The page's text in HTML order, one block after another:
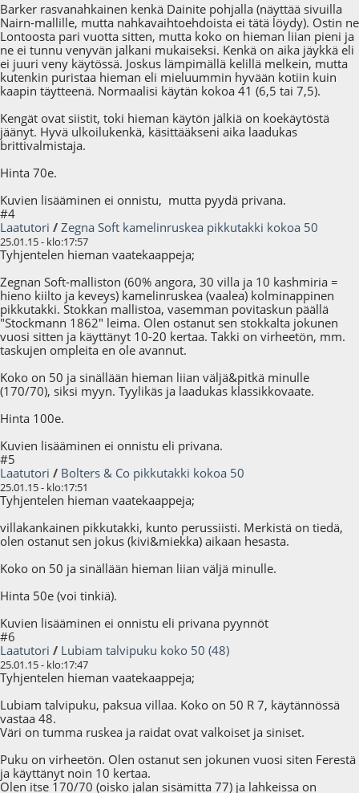
Barker rasvanahkainen kenkä Dainite pohjalla (näyttää sivuilla
Nairn-mallille, mutta nahkavaihtoehdoista ei tätä löydy). Ostin ne
Lontoosta pari vuotta sitten, mutta koko on hieman liian pieni ja
ne ei tunnu venyvän jalkani mukaiseksi. Kenkä on aika jäykkä eli
ei juuri veny käytössä. Joskus lämpimällä kelillä melkein, mutta
kutenkin puristaa hieman eli mieluummin hyvään kotiin kuin
kaapin täytteenä. Normaalisi käytän kokoa 41 (6,5 tai 7,5).
Kengät ovat siistit, toki hieman käytön jälkiä on koekäytöstä
jäänyt. Hyvä ulkoilukenkä, käsittääkseni aika laadukas
brittivalmistaja.
Hinta 70e.
Kuvien lisääminen ei onnistu, mutta pyydä privana.
#4
Laatutori / Zegna Soft kamelinruskea pikkutakki kokoa 50
25.01.15 - klo:17:57
Tyhjentelen hieman vaatekaappeja;
Zegnan Soft-malliston (60% angora, 30 villa ja 10 kashmiria =
hieno kiilto ja keveys) kamelinruskea (vaalea) kolminappinen
pikkutakki. Stokkan mallistoa, vasemman povitaskun päällä
"Stockmann 1862" leima. Olen ostanut sen stokkalta jokunen
vuosi sitten ja käyttänyt 10-20 kertaa. Takki on virheetön, mm.
taskujen ompleita en ole avannut.
Koko on 50 ja sinällään hieman liian väljä&pitkä minulle
(170/70), siksi myyn. Tyylikäs ja laadukas klassikkovaate.
Hinta 100e.
Kuvien lisääminen ei onnistu eli privana.
#5
Laatutori / Bolters & Co pikkutakki kokoa 50
25.01.15 - klo:17:51
Tyhjentelen hieman vaatekaappeja;
villakankainen pikkutakki, kunto perussiisti. Merkistä on tiedä,
olen ostanut sen jokus (kivi&miekka) aikaan hesasta.
Koko on 50 ja sinällään hieman liian väljä minulle.
Hinta 50e (voi tinkiä).
Kuvien lisääminen ei onnistu eli privana pyynnöt
#6
Laatutori / Lubiam talvipuku koko 50 (48)
25.01.15 - klo:17:47
Tyhjentelen hieman vaatekaappeja;
Lubiam talvipuku, paksua villaa. Koko on 50 R 7, käytännössä
vastaa 48.
Väri on tumma ruskea ja raidat ovat valkoiset ja siniset.
Puku on virheetön. Olen ostanut sen jokunen vuosi siten Ferestä
ja käyttänyt noin 10 kertaa.
Olen itse 170/70 (oisko jalan sisämitta 77) ja lahkeissa on